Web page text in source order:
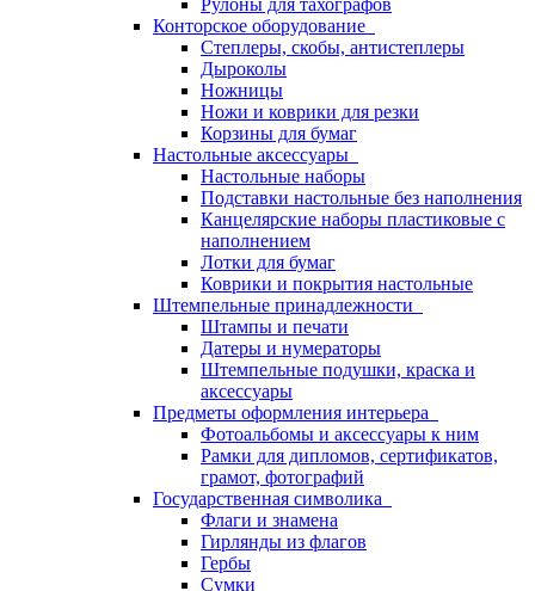
Рулоны для тахографов
Конторское оборудование
Степлеры, скобы, антистеплеры
Дыроколы
Ножницы
Ножи и коврики для резки
Корзины для бумаг
Настольные аксессуары
Настольные наборы
Подставки настольные без наполнения
Канцелярские наборы пластиковые с
наполнением
Лотки для бумаг
Коврики и покрытия настольные
Штемпельные принадлежности
Штампы и печати
Датеры и нумераторы
Штемпельные подушки, краска и
аксессуары
Предметы оформления интерьера
Фотоальбомы и аксессуары к ним
Рамки для дипломов, сертификатов,
грамот, фотографий
Государственная символика
Флаги и знамена
Гирлянды из флагов
Гербы
Сумки